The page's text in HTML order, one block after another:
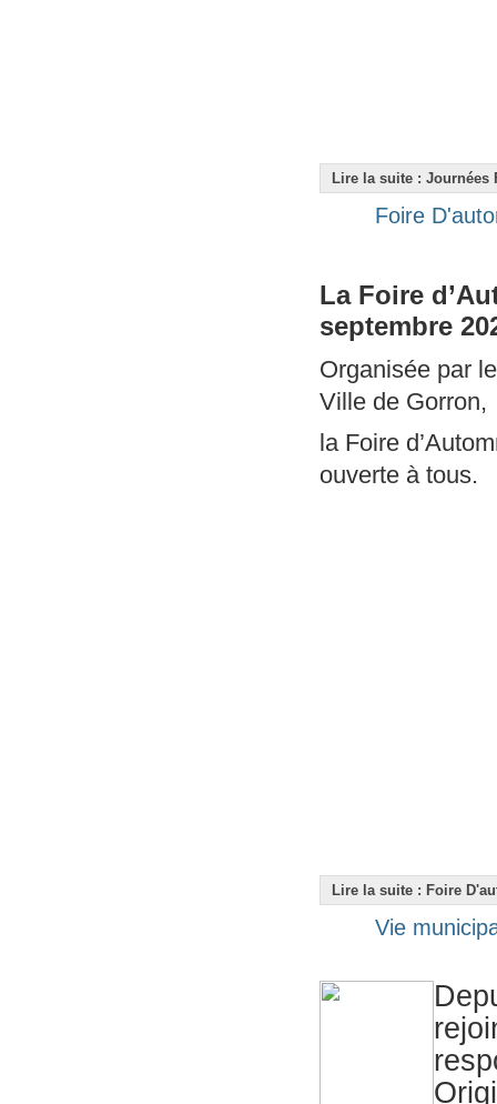
Lire la suite : Journées
Foire
La Foire
septembre
Organisée par
Ville de Gorron,
la Foire
ouverte à tous.
Lire la suite : Foire
Vie